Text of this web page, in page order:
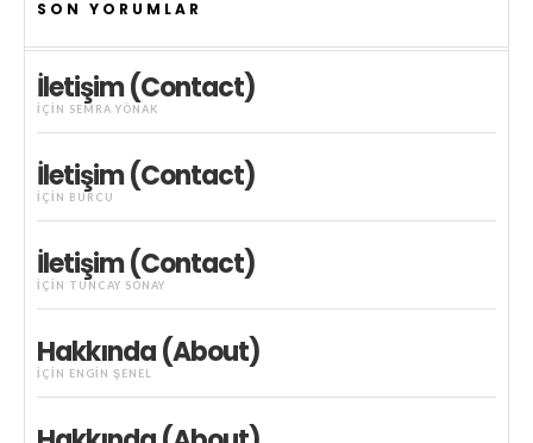
SON YORUMLAR
İletişim (Contact)
IÇIN SEMRA YÖNAK
İletişim (Contact)
IÇIN BURCU
İletişim (Contact)
IÇIN TUNCAY SONAY
Hakkında (About)
IÇIN ENGIN ŞENEL